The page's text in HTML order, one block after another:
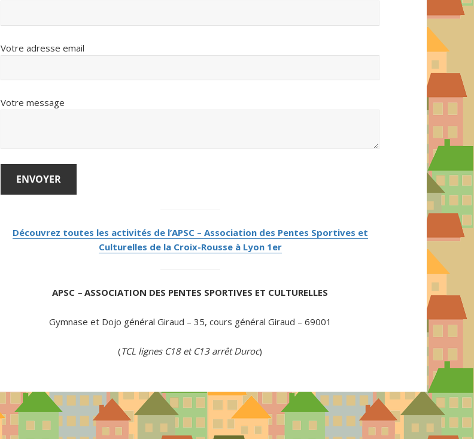
Votre adresse email
Votre message
Découvrez toutes les activités de l’APSC – Association des Pentes Sportives et
Culturelles de la Croix-Rousse à Lyon 1er
APSC –ASSOCIATION DES PENTES SPORTIVES ET CULTURELLES
Gymnase et Dojo général Giraud – 35, cours général Giraud – 69001
(TCL lignes C18 et C13 arrêt Duroc)